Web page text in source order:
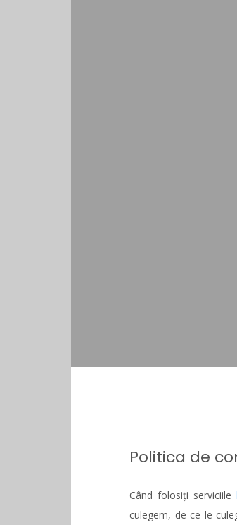
Politica de
Când folosiți serviciile
culegem, de ce le